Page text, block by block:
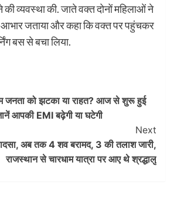
व्यवस्था की. जाते वक्त दोनों महिलाओं ने
जताया और कहा कि वक्त पर पहुंचकर
बस से बचा लिया.
को झटका या राहत? आज से शुरू हुई
आपकी EMI बढ़ेगी या घटेगी
Next
अब तक 4 शव बरामद, 3 की तलाश जारी,
राजस्थान से चारधाम यात्रा पर आए थे श्रद्धालु